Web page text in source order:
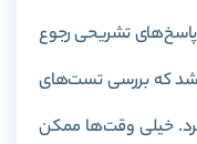
پاسخ‌های تشریحی رجوع
که بررسی تست‌های
خیلی وقت‌ها ممکن